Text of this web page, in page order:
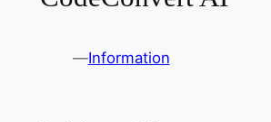
—Information